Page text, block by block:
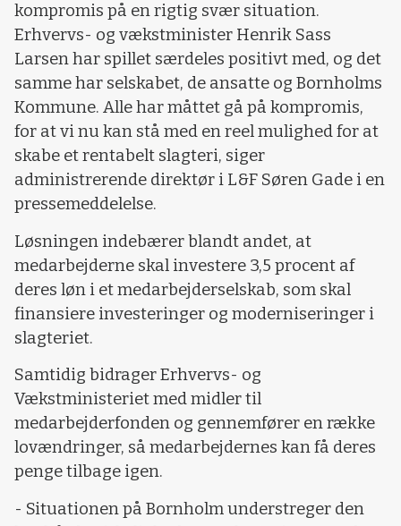
kompromis på en rigtig svær situation.
Erhvervs- og vækstminister Henrik Sass
Larsen har spillet særdeles positivt med, og det
samme har selskabet, de ansatte og Bornholms
Kommune. Alle har måttet gå på kompromis,
for at vi nu kan stå med en reel mulighed for at
skabe et rentabelt slagteri, siger
administrerende direktør i L&F Søren Gade i en
pressemeddelelse.
Løsningen indebærer blandt andet, at
medarbejderne skal investere 3,5 procent af
deres løn i et medarbejderselskab, som skal
finansiere investeringer og moderniseringer i
slagteriet.
Samtidig bidrager Erhvervs- og
Vækstministeriet med midler til
medarbejderfonden og gennemfører en række
lovændringer, så medarbejdernes kan få deres
penge tilbage igen.
- Situationen på Bornholm understreger den